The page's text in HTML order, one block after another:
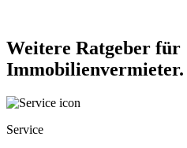
Weitere Ratgeber für
Immobilienvermieter.
Service